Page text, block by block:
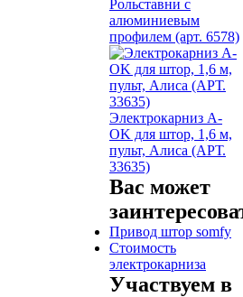
Рольставни с
алюминиевым
профилем (арт. 6578)
Электрокарниз A-
OK для штор, 1,6 м,
пульт, Алиса (АРТ.
33635)
Вас может
Привод штор somfy
Стоимость
электрокарниза
Участвуем в